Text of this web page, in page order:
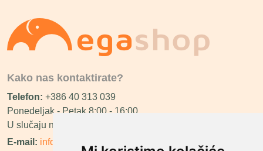
Kako nas kontaktirate?
Telefon: +386 40 313 039
Ponedeljak - Petak 8:00 - 16:00
U slučaju neraspoloživosti ćemo vas nazvati.
E-mail: info@megashop.hr